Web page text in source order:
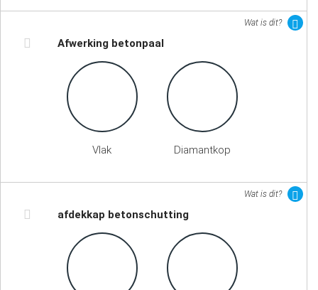
Wat is dit?
Afwerking betonpaal
Vlak Diamantkop
Wat is dit?
afdekkap betonschutting